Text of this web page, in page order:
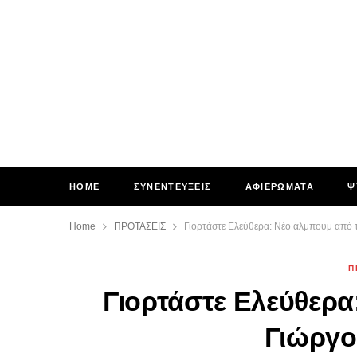
HOME ΣΥΝΕΝΤΕΥΞΕΙΣ ΑΦΙΕΡΩΜΑΤΑ
Home ΠΡΟΤΑΣΕΙΣ Γιορτάστε Ελεύθερα: Νέο άλμπουμ από
Γιορτάστε